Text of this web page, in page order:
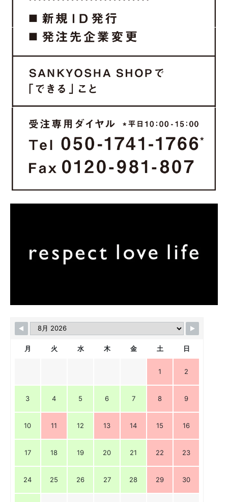
月 火 水 木 金 土 日
1 2
3 4 5 6 7 8 9
10 11 12 13 14 15 16
17 18 19 20 21 22 23
24 25 26 27 28 29 30